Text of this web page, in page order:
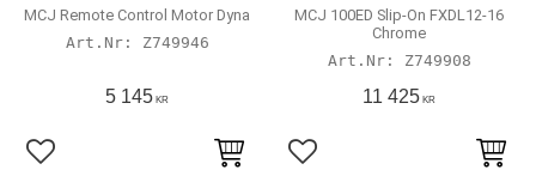
MCJ Remote Control Motor Dyna
Z749946
5 145 KR
Lägg till i favoriter
MCJ 100ED Slip-On FXDL12-16
Chrome
Z749908
11 425 KR
Lägg till i favoriter